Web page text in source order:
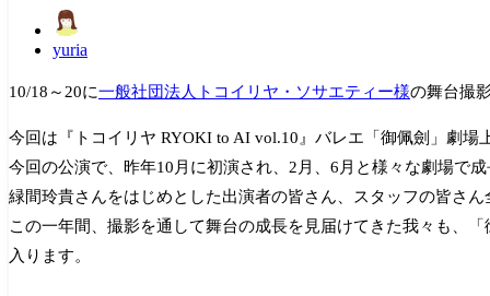
yuria
10/18～20に一般社団法人トコイリヤ・ソサエティー様の舞台撮
今回は『 トコイリヤ RYOKI to AI vol.10 』 バレエ「御佩劍」劇場
今回の公演で、昨年10月に初演され、2月、6月と様々な劇場で
緑間玲貴さんをはじめとした出演者の皆さん、スタッフの皆さ
この一年間、撮影を通して舞台の成長を見届けてきた我々も、
入ります。